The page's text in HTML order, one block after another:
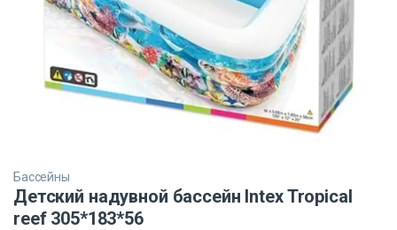
Бассейны
Детский надувной бассейн Intex Tropical
reef 305*183*56